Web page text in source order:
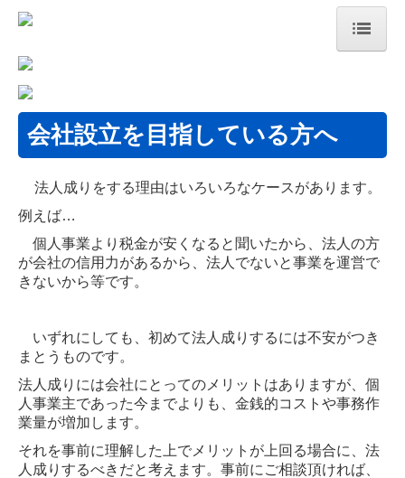
事務所紹介
税理士をお探しの方へ
事務所へのアクセス
税務会計トピックス
個人情報保護方針
業務案内
法人のお客様
相続・贈与でお悩みの方へ
会社設立を目指している方へ
法人成りをする理由はいろいろなケースがあります。
例えば…
個人事業より税金が安くなると聞いたから、法人の方
が会社の信用力があるから、法人でないと事業を運営で
きないから等です。
いずれにしても、初めて法人成りするには不安がつき
まとうものです。
法人成りには会社にとってのメリットはありますが、個
人事業主であった今までよりも、金銭的コストや事務作
業量が増加します。
それを事前に理解した上でメリットが上回る場合に、法
人成りするべきだと考えます。 事前にご相談頂ければ、